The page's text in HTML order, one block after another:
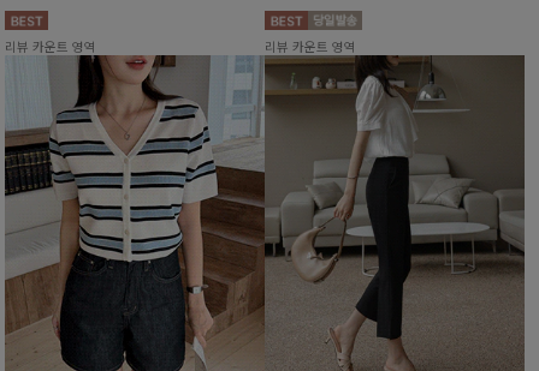
리뷰 카운트 영역 리뷰 카운트 영역